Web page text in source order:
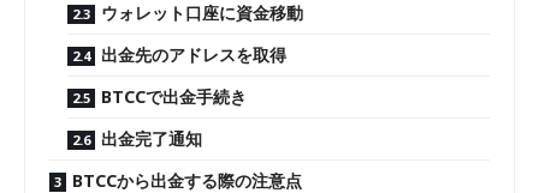
ウォレット口座に資金移動
出金先のアドレスを取得
BTCCで出金手続き
出金完了通知
BTCCから出金する際の注意点